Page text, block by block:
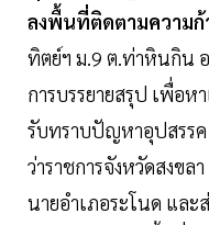
ลงพื้นที่ติดตามความก้
ทิตย์ฯ ม.9 ต.ท่าหินกิน
การบรรยายสรุป เพื่อ
รับทราบปัญหาอุปสรรค
ว่าราชการจังหวัดสงข
นายอำเภอระโนด และ